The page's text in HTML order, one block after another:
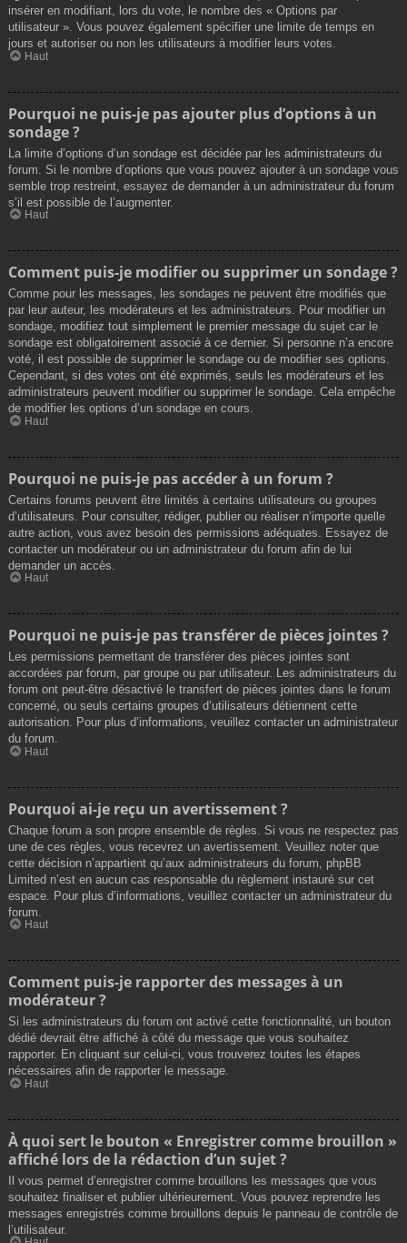
insérer en modifiant, lors du vote, le nombre des « Options par
utilisateur ». Vous pouvez également spécifier une limite de temps en
jours et autoriser ou non les utilisateurs à modifier leurs votes.
Haut
Pourquoi ne puis-je pas ajouter plus d’options à un
sondage ?
La limite d’options d’un sondage est décidée par les administrateurs du
forum. Si le nombre d’options que vous pouvez ajouter à un sondage vous
semble trop restreint, essayez de demander à un administrateur du forum
s’il est possible de l’augmenter.
Haut
Comment puis-je modifier ou supprimer un sondage ?
Comme pour les messages, les sondages ne peuvent être modifiés que
par leur auteur, les modérateurs et les administrateurs. Pour modifier un
sondage, modifiez tout simplement le premier message du sujet car le
sondage est obligatoirement associé à ce dernier. Si personne n’a encore
voté, il est possible de supprimer le sondage ou de modifier ses options.
Cependant, si des votes ont été exprimés, seuls les modérateurs et les
administrateurs peuvent modifier ou supprimer le sondage. Cela empêche
de modifier les options d’un sondage en cours.
Haut
Pourquoi ne puis-je pas accéder à un forum ?
Certains forums peuvent être limités à certains utilisateurs ou groupes
d’utilisateurs. Pour consulter, rédiger, publier ou réaliser n’importe quelle
autre action, vous avez besoin des permissions adéquates. Essayez de
contacter un modérateur ou un administrateur du forum afin de lui
demander un accès.
Haut
Pourquoi ne puis-je pas transférer de pièces jointes ?
Les permissions permettant de transférer des pièces jointes sont
accordées par forum, par groupe ou par utilisateur. Les administrateurs du
forum ont peut-être désactivé le transfert de pièces jointes dans le forum
concerné, ou seuls certains groupes d’utilisateurs détiennent cette
autorisation. Pour plus d’informations, veuillez contacter un administrateur
du forum.
Haut
Pourquoi ai-je reçu un avertissement ?
Chaque forum a son propre ensemble de règles. Si vous ne respectez pas
une de ces règles, vous recevrez un avertissement. Veuillez noter que
cette décision n’appartient qu’aux administrateurs du forum, phpBB
Limited n’est en aucun cas responsable du règlement instauré sur cet
espace. Pour plus d’informations, veuillez contacter un administrateur du
forum.
Haut
Comment puis-je rapporter des messages à un
modérateur ?
Si les administrateurs du forum ont activé cette fonctionnalité, un bouton
dédié devrait être affiché à côté du message que vous souhaitez
rapporter. En cliquant sur celui-ci, vous trouverez toutes les étapes
nécessaires afin de rapporter le message.
Haut
À quoi sert le bouton « Enregistrer comme brouillon »
affiché lors de la rédaction d’un sujet ?
Il vous permet d’enregistrer comme brouillons les messages que vous
souhaitez finaliser et publier ultérieurement. Vous pouvez reprendre les
messages enregistrés comme brouillons depuis le panneau de contrôle de
l’utilisateur.